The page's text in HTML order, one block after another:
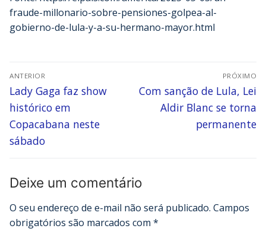
fraude-millonario-sobre-pensiones-golpea-al-
gobierno-de-lula-y-a-su-hermano-mayor.html
ANTERIOR
Lady Gaga faz show
histórico em
Copacabana neste
sábado
PRÓXIMO
Com sanção de Lula, Lei
Aldir Blanc se torna
permanente
Deixe um comentário
O seu endereço de e-mail não será publicado. Campos
obrigatórios são marcados com *